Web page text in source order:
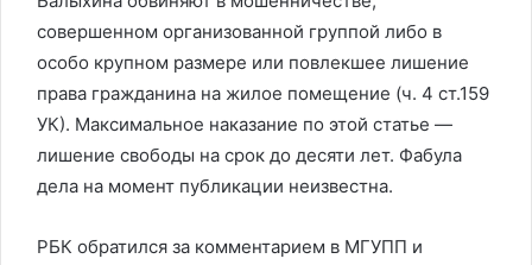
совершенном организованной группой либо в
особо крупном размере или повлекшее лишение
права гражданина на жилое помещение (ч. 4 ст.159
УК). Максимальное наказание по этой статье —
лишение свободы на срок до десяти лет. Фабула
дела на момент публикации неизвестна.
РБК обратился за комментарием в МГУПП и